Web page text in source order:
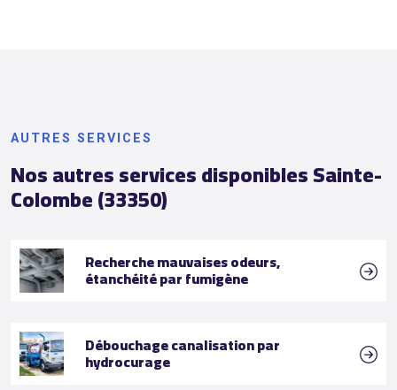
AUTRES SERVICES
Nos autres services disponibles Sainte-
Colombe (33350)
Recherche mauvaises odeurs,
étanchéité par fumigène
Débouchage canalisation par
hydrocurage